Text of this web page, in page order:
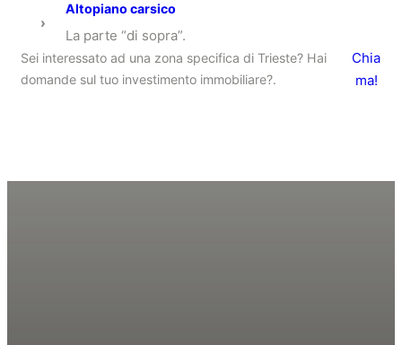
›
Altopiano carsico
La parte “di sopra”.
Sei interessato ad una zona specifica di Trieste? Hai
domande sul tuo investimento immobiliare?.
Chia
ma!